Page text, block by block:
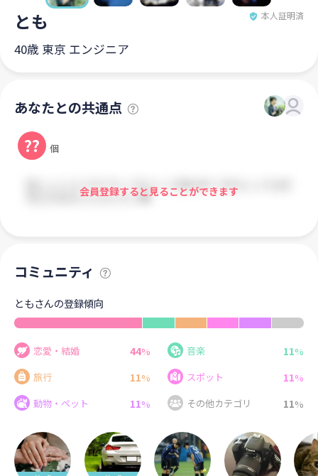
とも 本人証明済
40歳 東京 エンジニア
あなたとの共通点
?? 個
会員登録すると見ることができます
コミュニティ
ともさんの登録傾向
恋愛・結婚 44% 音楽 11%
旅行
11% スポット 11%
動物・ペット
11% その他カテゴリ 11%